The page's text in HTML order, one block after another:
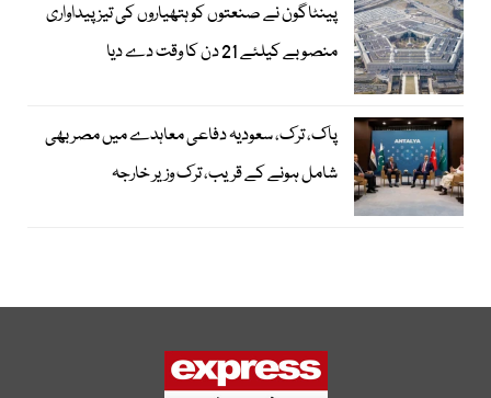
پینٹاگون نے صنعتوں کو ہتھیاروں کی تیز پیداواری
منصوبے کیلئے 21 دن کا وقت دے دیا
پاک، ترک، سعودیہ دفاعی معاہدے میں مصر بھی
شامل ہونے کے قریب، ترک وزیر خارجہ